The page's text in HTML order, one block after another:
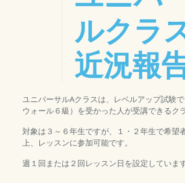
ルクラ
近況報
ユニバーサルAクラスは、レベルアップ試験
ウォール６級）を受かった人が受講できるク
対象は３～６年生ですが、１・２年生で希望
上、レッスンに参加可能です。
週１回または２回レッスン日を設定しています